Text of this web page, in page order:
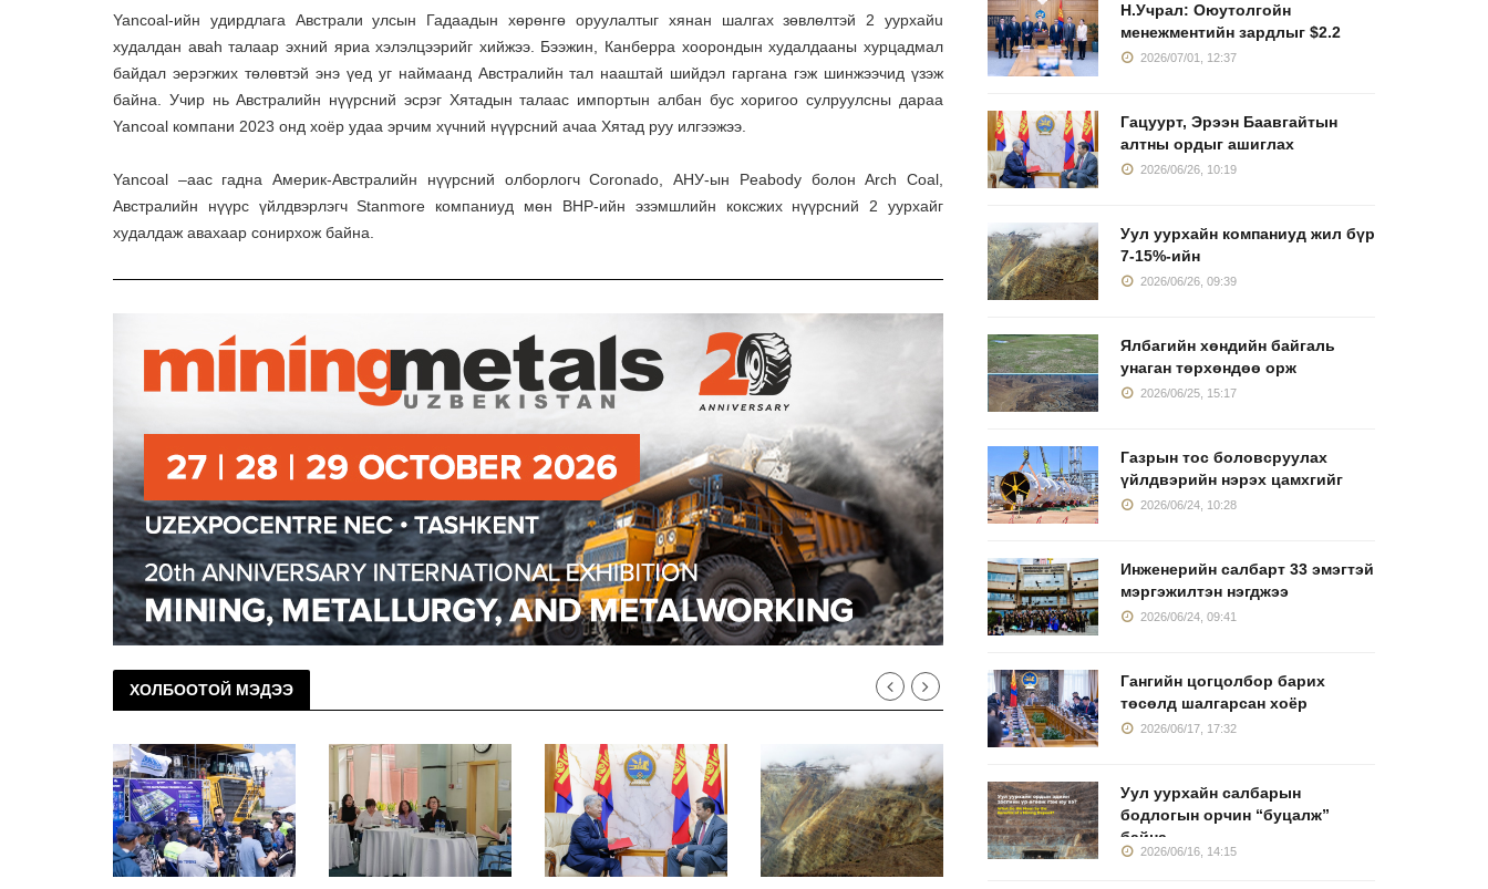
Yancoal-ийн удирдлага Австрали улсын Гадаадын хөрөнгө оруулалтыг хянан шалгах зөвлөлтэй 2 уурхайu
худалдан аваh талаар эхний яриа хэлэлцээрийг хийжээ. Бээжин, Канберра хоорондын худалдааны хурцадмал
байдал эерэгжих төлөвтэй энэ үед уг наймаанд Австралийн тал нааштай шийдэл гаргана гэж шинжээчид үзэж
байна. Учир нь Австралийн нүүрсний эсрэг Хятадын талаас импортын албан бус хоригоо сулруулсны дараа
Yancoal компани 2023 онд хоёр удаа эрчим хүчний нүүрсний ачаа Хятад руу илгээжээ.
Yancoal –аас гадна Америк-Австралийн нүүрсний олборлогч Coronado, АНУ-ын Peabody болон Arch Coal,
Австралийн нүүрс үйлдвэрлэгч Stanmore компаниуд мөн BHP-ийн эзэмшлийн коксжих нүүрсний 2 уурхайг
худалдаж авахаар сонирхож байна.
ХОЛБООТОЙ МЭДЭЭ
Н.Учрал: Оюутолгойн
менежментийн зардлыг $2.2
2026/07/01, 12:37
Гацуурт, Эрээн Баавгайтын
алтны ордыг ашиглах
2026/06/26, 10:19
Уул уурхайн компаниуд жил бүр
7-15%-ийн
2026/06/26, 09:39
Ялбагийн хөндийн байгаль
унаган төрхөндөө орж
2026/06/25, 15:17
Газрын тос боловсруулах
үйлдвэрийн нэрэх цамхгийг
2026/06/24, 10:28
Инженерийн салбарт 33 эмэгтэй
мэргэжилтэн нэгджээ
2026/06/24, 09:41
Гангийн цогцолбор барих
төсөлд шалгарсан хоёр
2026/06/17, 17:32
Уул уурхайн салбарын
бодлогын орчин “буцалж”
байна
2026/06/16, 14:15